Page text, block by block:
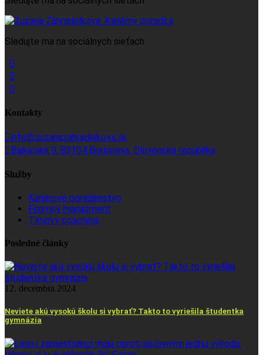
Sledujte ma na sociálnych sieťach
Kontakty
info@zuzanazahradnikova.sk
Bajkalská 9, 83104 Bratislava, Slovenská republika
Služby
Kariérové poradenstvo
Firemný manažment
Tímový coaching
Posledné články
12. decembra 2024
Neviete akú vysokú školu si vybrať? Takto to vyriešila študentka
gymnázia